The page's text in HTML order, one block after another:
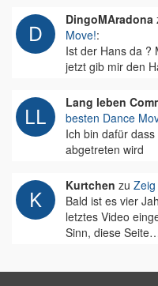
DingoMAradona
Move!:
Ist der Hans da ?
jetzt gib mir den
Lang leben
besten Dance
Ich bin dafür
abgetreten wird
Kurtchen zu
Bald ist es vier
letztes Video
Sinn, diese